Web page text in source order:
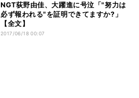
NGT荻野由佳、大躍進に号泣「"努力は
必ず報われる"を証明できてますか?」
【全文】
2017/06/18 00:07